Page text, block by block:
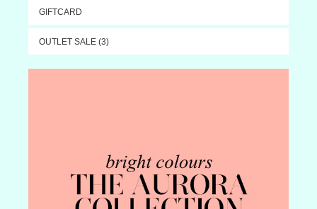
GIFTCARD
OUTLET SALE (3)